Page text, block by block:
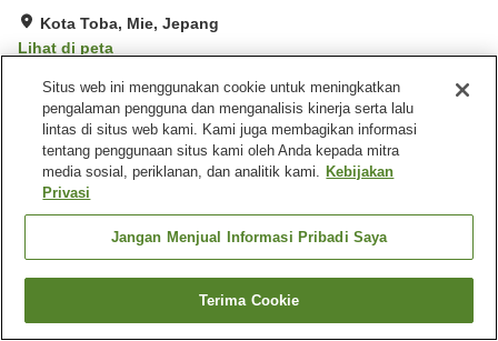
Kota Toba, Mie, Jepang
Lihat di peta
Luar biasa Ulasan:12
Fasilitas properti
Tempat parkir
Mesin penjual otomatis
Aula perjamuan
Beranda Jepang Mie
Kota Toba
Katsugyo Ryori Minshuku Nagaoka
Cari kamar
Situs web ini menggunakan cookie untuk meningkatkan
pengalaman pengguna dan menganalisis kinerja serta lalu
lintas di situs web kami. Kami juga membagikan informasi
tentang penggunaan situs kami oleh Anda kepada mitra
media sosial, periklanan, dan analitik kami. Kebijakan
Privasi
Jangan Menjual Informasi Pribadi Saya
Terima Cookie